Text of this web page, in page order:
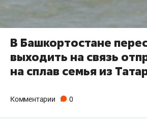
В Башкортостане
выходить на связь
на сплав семья из
Комментарии 0